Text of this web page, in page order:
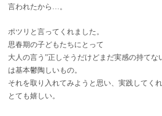
言われたから…。
ポツリと言ってくれました。
思春期の子どもたちにとって
大人の言う”正しそうだけどまだ実感の持てな
は基本鬱陶しいもの。
それを取り入れてみようと思い、実践してく
とても嬉しい。